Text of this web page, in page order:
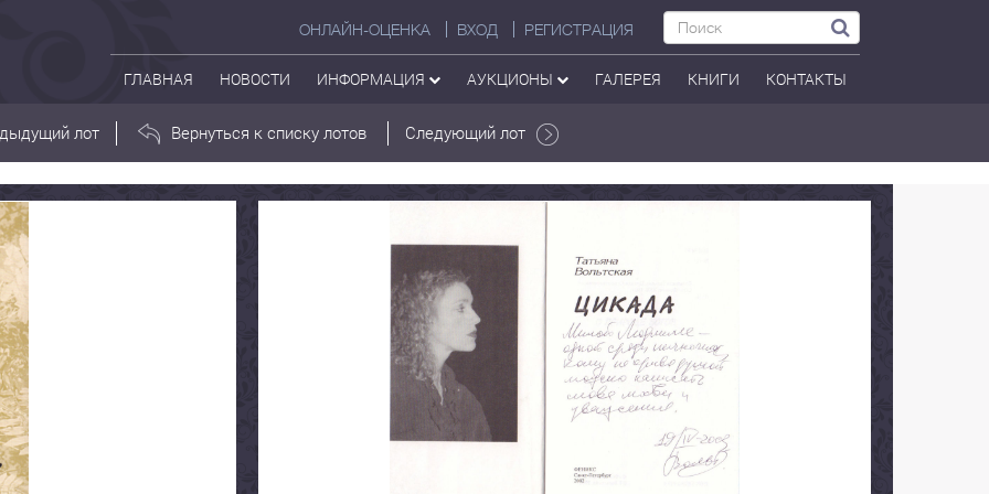
ОНЛАЙН-ОЦЕНКА ВХОД РЕГИСТРАЦИЯ
ГЛАВНАЯ НОВОСТИ ИНФОРМАЦИЯ АУКЦИОНЫ ГАЛЕРЕЯ КНИГИ КОНТАКТЫ
лот Вернуться к списку лотов Следующий лот